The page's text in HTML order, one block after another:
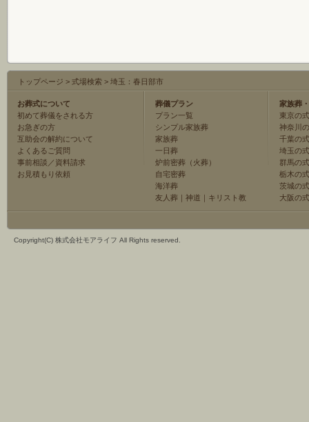
トップページ > 式場検索 > 埼玉：春日部市
お葬式について
初めて葬儀をされる方
お急ぎの方
互助会の解約について
よくあるご質問
事前相談／資料請求
お見積もり依頼
葬儀プラン
プラン一覧
シンプル家族葬
家族葬
一日葬
炉前密葬（火葬）
自宅密葬
海洋葬
友人葬 ｜ 神道 ｜ キリスト教
家族葬
東京の
神奈川
千葉の
埼玉の
群馬の
栃木の
茨城の
大阪の
Copyright(C) 株式会社モアライフ All Rights reserved.